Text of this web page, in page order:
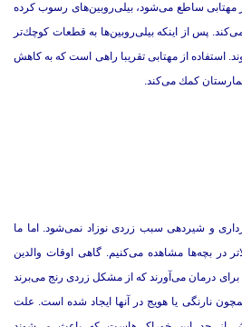
مهتابی ساطع می‌شود، بیلی‌روبین‌های رسوب كرده
پس از اینكه بیلی‌روبین‌ها به قطعات كوچك‌تر
استفاده از مهتابی تقریبا راهی است كه به كاهش
كمك می‌كند.
و شیردهی سبب زردی نوزاد نمی‌شود. اما ما
در بچه‌ها مشاهده می‌كنیم. گاهی اوقات والدین
درمان می‌آورند كه از مشكل زردی رنج می‌برند
نارنگی یا هویج در آنها ایجاد شده است. علت